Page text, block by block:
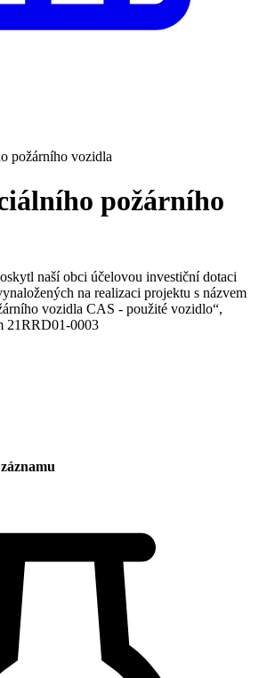
požárního vozidla
požárního
naší obci účelovou investiční dotaci
na realizaci projektu s názvem
vozidla CAS - použité vozidlo“,
21RRD01-0003